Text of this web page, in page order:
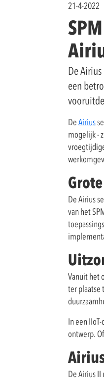
21-4-2022
De
een
DeAirius
mogelijk -
De Airius
van het
Vanuit het
ter plaatse
In een
ontwerp.
De Airius